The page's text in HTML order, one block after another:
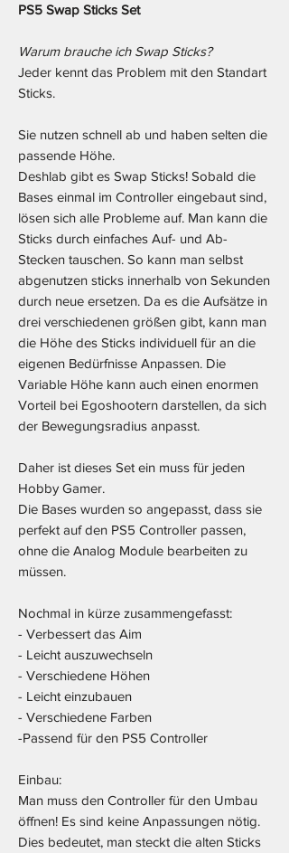
PS5 Swap Sticks Set
Warum brauche ich Swap Sticks?
Jeder kennt das Problem mit den Standart
Sticks.
Sie nutzen schnell ab und haben selten die
passende Höhe.
Deshlab gibt es Swap Sticks! Sobald die
Bases einmal im Controller eingebaut sind,
lösen sich alle Probleme auf. Man kann die
Sticks durch einfaches Auf- und Ab-
Stecken tauschen. So kann man selbst
abgenutzen sticks innerhalb von Sekunden
durch neue ersetzen. Da es die Aufsätze in
drei verschiedenen größen gibt, kann man
die Höhe des Sticks individuell für an die
eigenen Bedürfnisse Anpassen. Die
Variable Höhe kann auch einen enormen
Vorteil bei Egoshootern darstellen, da sich
der Bewegungsradius anpasst.
Daher ist dieses Set ein muss für jeden
Hobby Gamer.
Die Bases wurden so angepasst, dass sie
perfekt auf den PS5 Controller passen,
ohne die Analog Module bearbeiten zu
müssen.
Nochmal in kürze zusammengefasst:
- Verbessert das Aim
- Leicht auszuwechseln
- Verschiedene Höhen
- Leicht einzubauen
- Verschiedene Farben
-Passend für den PS5 Controller
Einbau:
Man muss den Controller für den Umbau
öffnen! Es sind keine Anpassungen nötig.
Dies bedeutet, man steckt die alten Sticks